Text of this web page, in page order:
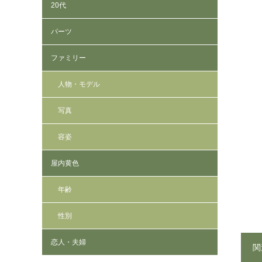
20代
パーツ
ファミリー
人物・モデル
写真
容姿
屋内黄色
年齢
性別
恋人・夫婦